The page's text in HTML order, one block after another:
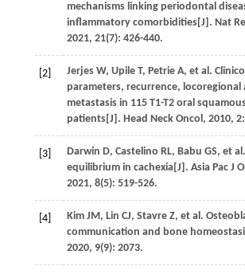
mechanisms linking periodontal
inflammatory comorbidities[J]. Nat
2021, 21(7): 426-440.
[2] Jerjes W, Upile T, Petrie A, et al.
parameters, recurrence, locoregional
metastasis in 115 T1-T2 oral
patients[J]. Head Neck Oncol, 2010, 2
[3] Darwin D, Castelino RL, Babu GS, et al
equilibrium in cachexia[J]. Asia Pac J
2021, 8(5): 519-526.
[4] Kim JM, Lin CJ, Stavre Z, et al.
communication and bone
2020, 9(9): 2073.